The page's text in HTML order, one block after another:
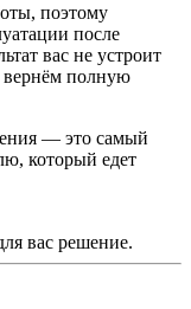
поэтому
после
вас не устроит
полную
— это самый
который едет
вас решение.